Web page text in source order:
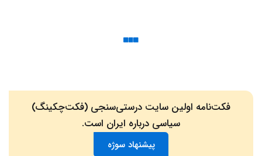
فکت‌نامه اولین سایت درستی‌سنجی (فکت‌چکینگ)
سیاسی درباره ایران است.
پیشنهاد سوژه